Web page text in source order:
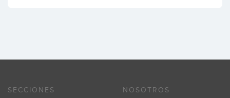
SECCIONES NOSOTROS